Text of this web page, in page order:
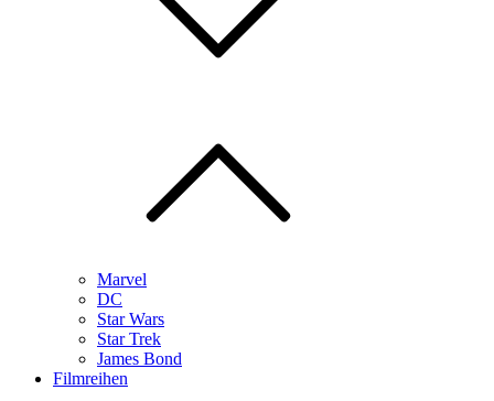
Marvel
DC
Star Wars
Star Trek
James Bond
Filmreihen